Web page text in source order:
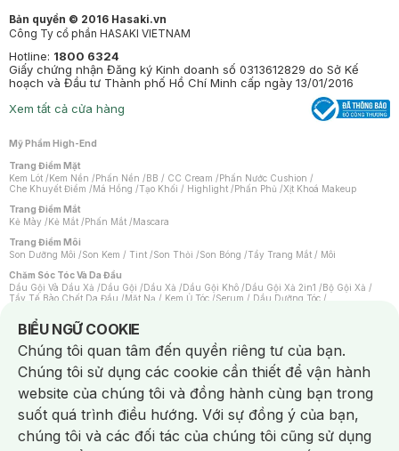
Bản quyền © 2016 Hasaki.vn
Công Ty cổ phần HASAKI VIETNAM
Hotline: 1800 6324
Giấy chứng nhận Đăng ký Kinh doanh số 0313612829 do Sở Kế
hoạch và Đầu tư Thành phố Hồ Chí Minh cấp ngày 13/01/2016
Xem tất cả cửa hàng
Mỹ Phẩm High-End
Trang Điểm Mặt
Kem Lót /Kem Nền /Phấn Nền /BB / CC Cream /Phấn Nước Cushion /
Che Khuyết Điểm /Má Hồng /Tạo Khối / Highlight /Phấn Phủ /Xịt Khoá Makeup
Trang Điểm Mắt
Kẻ Mày /Kẻ Mắt /Phấn Mắt /Mascara
Trang Điểm Môi
Son Dưỡng Môi /Son Kem / Tint /Son Thỏi /Son Bóng /Tẩy Trang Mắt / Môi
Chăm Sóc Tóc Và Da Đầu
Dầu Gội Và Dầu Xả /Dầu Gội /Dầu Xả /Dầu Gội Khô /Dầu Gội Xả 2in1 /Bộ Gội Xả /
Tẩy Tế Bào Chết Da Đầu /Mặt Nạ / Kem Ủ Tóc /Serum / Dầu Dưỡng Tóc /
Máy Sấy Tóc
Lược
Kem Tẩy Lông/Dụng Cụ Tẩy Lông
Nước Hoa
Nước Hoa Nam Nước Hoa Cao Cấp Xịt Thơm Toàn Thân
Nước Hoa Vùng Kín
Chăm Sóc Cá Nhân
Chống Muỗi
Khẩu Trang Máy Massage Mặt Nạ Xông Hơi/Nước Rửa Tay
Sản Phẩm Chăm Sóc Khác/ Bàn Chải Đánh Răng /Bàn Chải Điện/
BIỂU NGỮ COOKIE
Notice about cookies usage
Chúng tôi quan tâm đến quyền riêng tư của bạn.
Chúng tôi sử dụng các cookie cần thiết để vận hành
website của chúng tôi và đồng hành cùng bạn trong
suốt quá trình điều hướng. Với sự đồng ý của bạn,
chúng tôi và các đối tác của chúng tôi cũng sử dụng